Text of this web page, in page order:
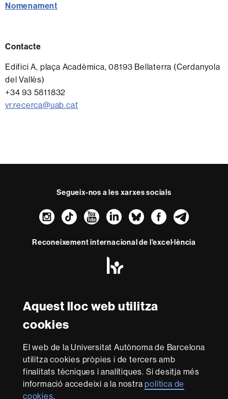
Aquest lloc web utilitza
cookies
El web de la Universitat Autònoma de Barcelona
utilitza cookies pròpies i de tercers amb
finalitats tècniques i analítiques. Si desitja més
informació accedeixi a la nostrapolítica de
cookies.
Nomenament
Contacte
Edifici A, plaça Acadèmica, 08193 Bellaterra (Cerdanyola
del Vallès)
+34 93 5811832
vr.recerca@uab.cat
Segueix-nos a les xarxes socials
Instagram
TikTokYouTube
LinkedIn
Bluesky
Reconeixement internacional de l'excel·lència
-
Euraxess
Amb el finançament de
Sobre
aquest
web
Avís legal Protecció de dades Sobre el
web
Accessibilitat web Mapa del web UAB